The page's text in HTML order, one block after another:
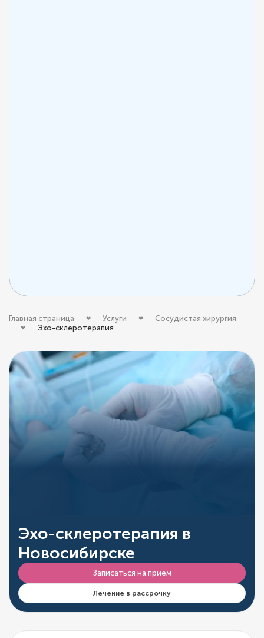
Главная страница Услуги
Сосудистая хирургия
Эхо-склеротерапия
Эхо-склеротерапия в
Новосибирске
Записаться на прием
Лечение в рассрочку